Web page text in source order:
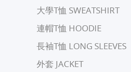
⼤學T恤 SWEATSHIRT
連帽T恤 HOODIE
長袖T恤 LONG SLEEVES
外套 JACKET